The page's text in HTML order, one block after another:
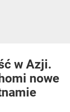
w Azji.
nowe